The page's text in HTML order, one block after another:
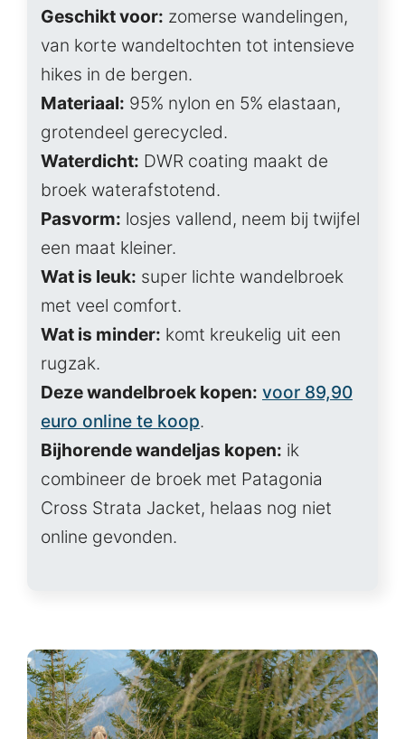
Geschikt voor: zomerse wandelingen,
van korte wandeltochten tot intensieve
hikes in de bergen.
Materiaal: 95% nylon en 5% elastaan,
grotendeel gerecycled.
Waterdicht: DWR coating maakt de
broek waterafstotend.
Pasvorm: losjes vallend, neem bij twijfel
een maat kleiner.
Wat is leuk: super lichte wandelbroek
met veel comfort.
Wat is minder: komt kreukelig uit een
rugzak.
Deze wandelbroek kopen: voor 89,90
euro online te koop.
Bijhorende wandeljas kopen: ik
combineer de broek met Patagonia
Cross Strata Jacket, helaas nog niet
online gevonden.